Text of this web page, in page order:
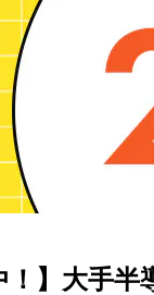
！】大手半